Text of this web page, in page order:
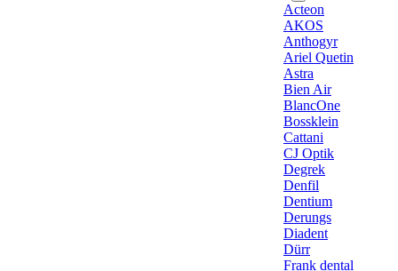
Acteon
AKOS
Anthogyr
Ariel Quetin
Astra
Bien Air
BlancOne
Bossklein
Cattani
CJ Optik
Degrek
Denfil
Dentium
Derungs
Diadent
Dürr
Frank dental